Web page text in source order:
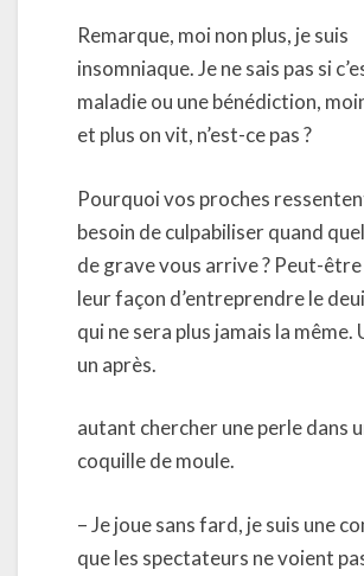
Remarque, moi non plus, je suis
insomniaque. Je ne sais pas si
maladie ou une bénédiction,
et plus on vit, n’est-ce pas ?
Pourquoi vos proches
besoin de culpabiliser quand
de grave vous arrive ? Peut-
leur façon d’entreprendre le
qui ne sera plus jamais la même.
un après.
autant chercher une perle dans
coquille de moule.
– Je joue sans fard, je suis une
que les spectateurs ne voient